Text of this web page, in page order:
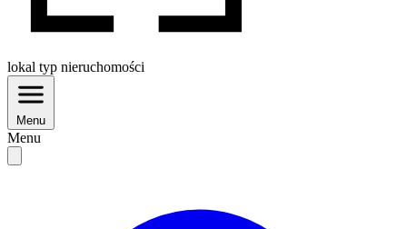
lokal typ nieruchomości
Menu
Menu